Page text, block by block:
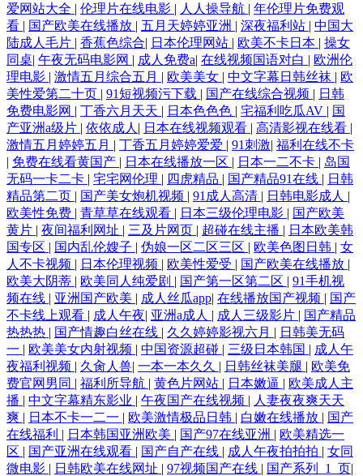
爱网站大全 | 伦理片在线电影 | 人人操导航 | 年伦理片免费观
看 | 国产欧美在线播放 | 五月天婷婷亚洲 | 深夜福利站 | 中国大
陆成人毛片 | 香蕉色综合| 日本伦理网站 | 欧美不卡日本 | 操女
同桌| 午夜无码电影网 | 成人免费a| 在线视频国语对白 | 欧洲伦
理电影 | 激情五月综合五月 | 欧美美女 | 中文字幕日韩丝袜 | 欧
美性爱第二十页 | 91短视频污下载 | 国产在线综合视频 | 日韩
免费电影网 | 丁香六月天天 | 日本色色色 | 宅福利吃瓜AV | 国
产亚洲a级片 | 依依成人 | 日本在线视频观看 | 高清影视在线看 |
激情五月婷婷五月 | 丁香五月婷婷爱爱 | 91刺激| 福利在线不卡
| 免费在线看黄国产 | 日本在线播放一区 | 日本一二不卡 | 岛国
无码一卡二卡 | 宅宅网伦理 | 四虎精品 | 国产精品91在线 | 日韩
精品第二页 | 国产美女炮机视频 | 91成人高清 | 日韩电影成人 |
欧美性免费 | 青草草在线观看 | 日本三级伦理电影 | 国产欧美
黄片 | 夜间福利网址 | 三及片网页 | 超碰在线主播 | 日本欧美韩
国专区 | 国内乱伦嫂子 | 伪娘一区二区三区 | 欧美色图日韩 | 女
人不卡视频 | 日本伦理视频 | 欧美性爱受 | 国产欧美在线播放 |
欧美大阴蒂 | 欧美同人纯爱剧 | 国产第一区第二区 | 91手机视
频在线 | 亚洲国产欧美 | 成人丝瓜app| 在线播放国产视频 | 国产
不卡线上观看 | 成人午夜| 亚洲a成人 | 成人三级影片 | 国产精品
热热热 | 国产情趣白丝在线 | 久久婷婷影视六月 | 日韩美无码
一 | 欧美美女内射视频 | 中国资源超碰 | 三级日本韩国 | 成人午
夜福利视频 | 久肏人兽| 一本一本久久 | 日韩丝袜美腿 | 欧美免
费官网男同 | 福利所导航 | 黄色片网站 | 日本嫩逼 | 欧美成人主
播 | 中文字幕精东影业 | 午夜国产在线视频 | 人妻夜夜爽天天
爽 | 日本不卡一二一 | 欧美激情极品日韩 | 白嫩在线播放 | 国产
在线福利 | 日本韩国亚洲欧美 | 国产97在线亚洲 | 欧美精选一
区 | 国产亚洲在线观看 | 国产自产在线 | 成人午夜拍拍拍 | 女同
微电影 | 日韩欧美在线网址 | 97视频国产在线 | 国产系列_1_页|